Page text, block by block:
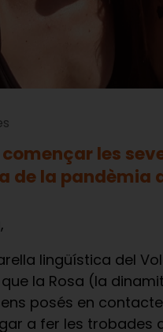
les
la pandèmia
lingüística del
la Rosa (la
posés en
a fer les trobades